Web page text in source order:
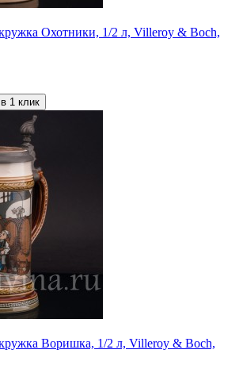
Охотники, 1/2 л, Villeroy & Boch,
1 клик
Воришка, 1/2 л, Villeroy & Boch,